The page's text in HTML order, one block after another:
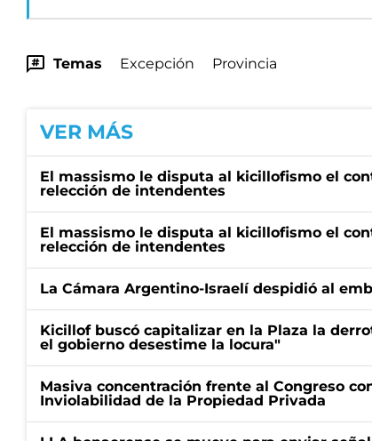
Temas Excepción Provincia
VER MÁS
El massismo le disputa al kicillofismo el
relección de intendentes
El massismo le disputa al kicillofismo el
relección de intendentes
La Cámara Argentino-Israelí despidió al
Kicillof buscó capitalizar en la Plaza la
el gobierno desestime la locura"
Masiva concentración frente al Congreso
Inviolabilidad de la Propiedad Privada